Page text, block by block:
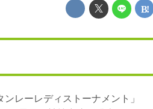
レーレディストーナメント」